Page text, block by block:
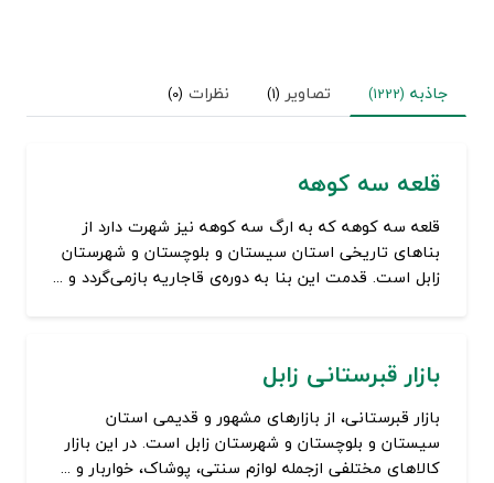
جاذبه (1222) تصاویر (1) نظرات (0)
قلعه سه کوهه
قلعه سه کوهه که به ارگ سه کوهه نیز شهرت دارد از
بناهای تاریخی استان سیستان و بلوچستان و شهرستان
زابل است. قدمت این بنا به دوره‌ی قاجاریه بازمی‌گردد و ...
بازار قبرستانی زابل
بازار قبرستانی، از بازارهای مشهور و قدیمی استان
سیستان و بلوچستان و شهرستان زابل است. در این بازار
کالاهای مختلفی ازجمله لوازم سنتی، پوشاک، خواربار و ...